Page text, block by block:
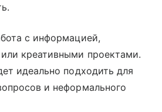
с информацией,
креативными проектами.
идеально подходить для
и неформального